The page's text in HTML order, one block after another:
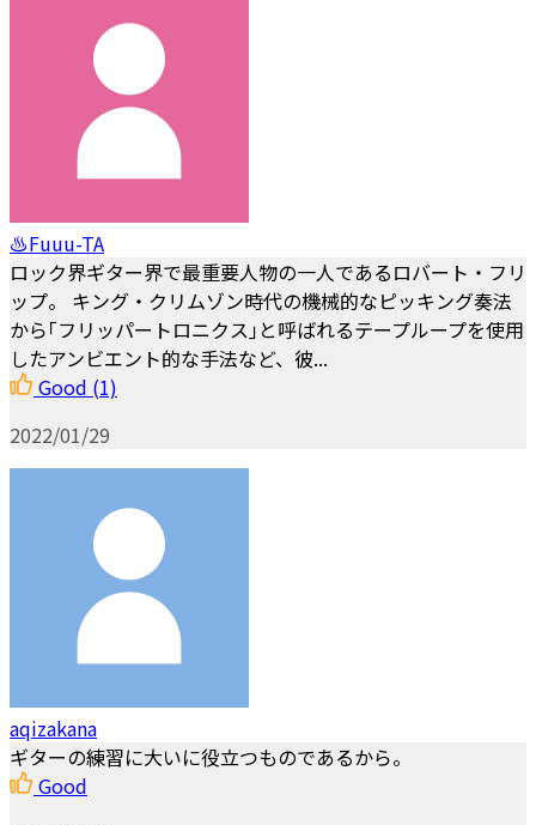
♨Fuuu-TA
ロック界ギター界で最重要人物の一人であるロバート・フリ
ップ。 キング・クリムゾン時代の機械的なピッキング奏法
から｢フリッパートロニクス｣と呼ばれるテープループを使用
したアンビエント的な手法など、彼...
Good (1)
2022/01/29
aqizakana
ギターの練習に大いに役立つものであるから。
Good